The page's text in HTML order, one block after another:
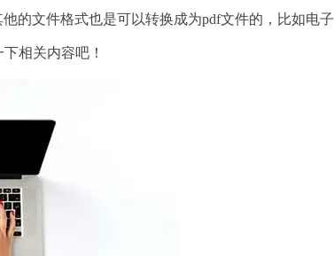
的文件格式也是可以转换成为pdf文件的，比如电子
相关内容吧！